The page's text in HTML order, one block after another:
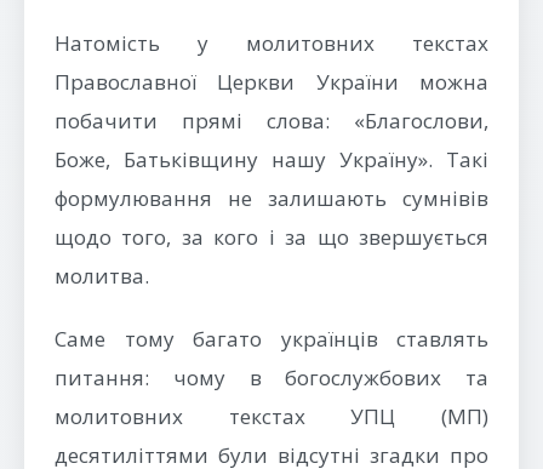
Натомість у молитовних текстах
Православної Церкви України можна
побачити прямі слова: «Благослови,
Боже, Батьківщину нашу Україну». Такі
формулювання не залишають сумнівів
щодо того, за кого і за що звершується
молитва.
Саме тому багато українців ставлять
питання: чому в богослужбових та
молитовних текстах УПЦ (МП)
десятиліттями були відсутні згадки про